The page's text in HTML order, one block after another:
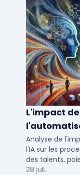
L'impact
talents RH
Analyse de
l'IA sur les
des talents,
concrets pour
28 juil.